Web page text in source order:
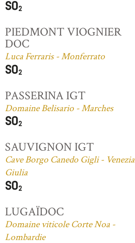
PIEDMONT VIOGNIER
DOC
Luca Ferraris - Monferrato
PASSERINA IGT
Domaine Belisario - Marches
SAUVIGNON IGT
Cave Borgo Canedo Gigli - Venezia
Giulia
LUGAÏDOC
Domaine viticole Corte Noa -
Lombardie